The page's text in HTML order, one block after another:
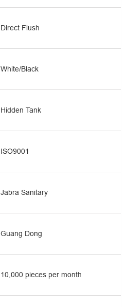
Direct Flush
White/Black
Hidden Tank
ISO9001
Jabra Sanitary
Guang Dong
10,000 pieces per month